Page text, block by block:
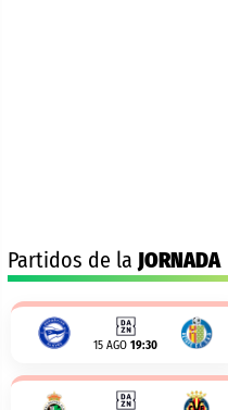
Partidos de la JORNADA
15 AGO 19:30